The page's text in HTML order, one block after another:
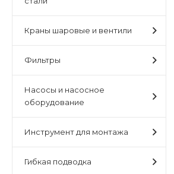
Краны шаровые и вентили
Фильтры
Насосы и насосное
оборудование
Инструмент для монтажа
Гибкая подводка